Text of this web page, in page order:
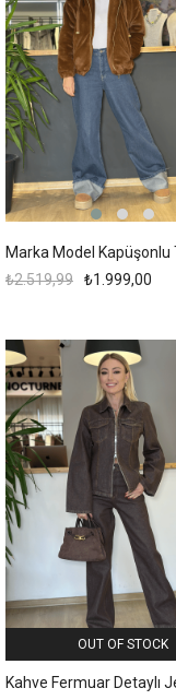
₺1.999,00
₺2.519,99
OUT OF STOCK